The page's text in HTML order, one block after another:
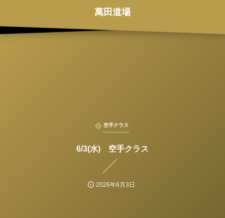
萬田道場
空手クラス
6/3(水) 空手クラス
2026年6月3日